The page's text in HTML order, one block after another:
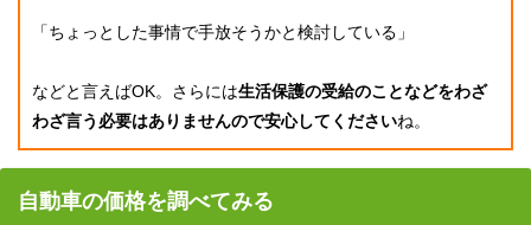
「ちょっとした事情で手放そうかと検討している」
などと言えばOK。さらには生活保護の受給のことなどをわざ
わざ言う必要はありませんので安心してくださいね。
自動車の価格を調べてみる